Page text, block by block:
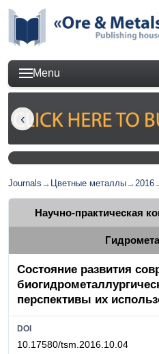
Menu
Journals → Цветные металлы→2016
Научно-практическая
Состояние развития
перспективы их
DOI
10.17580/tsm.2016.10.04